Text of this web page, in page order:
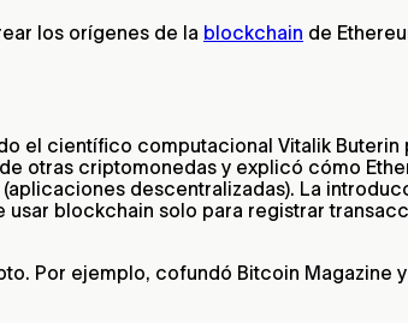
los orígenes de la blockchain de
el científico computacional Vitalik Buterin
otras criptomonedas y explicó cómo
(aplicaciones descentralizadas). La
blockchain solo para registrar
Por ejemplo, cofundó Bitcoin Magazine